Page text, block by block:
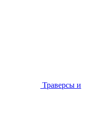
Траверсы и